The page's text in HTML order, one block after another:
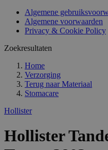
Algemene
Algemene voorwaarden
Privacy & Cookie Policy
Zoekresultaten
Home
Verzorging
Terug naar Materiaal
Stomacare
Hollister
Hollister